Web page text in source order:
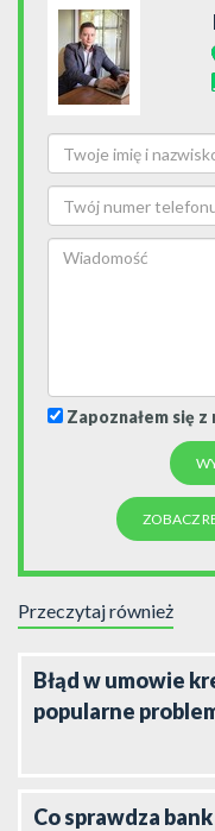
Zapoznałem się
ZOBACZ
Przeczytaj również
Błąd w umowie
popularne
Co sprawdza